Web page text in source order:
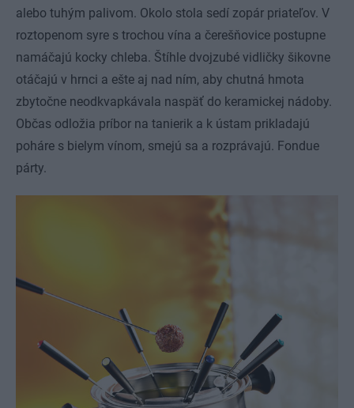
alebo tuhým palivom. Okolo stola sedí zopár priateľov. V
roztopenom syre s trochou vína a čerešňovice postupne
namáčajú kocky chleba. Štíhle dvojzubé vidličky šikovne
otáčajú v hrnci a ešte aj nad ním, aby chutná hmota
zbytočne neodkvapkávala naspäť do keramickej nádoby.
Občas odložia príbor na tanierik a k ústam prikladajú
poháre s bielym vínom, smejú sa a rozprávajú. Fondue
párty.